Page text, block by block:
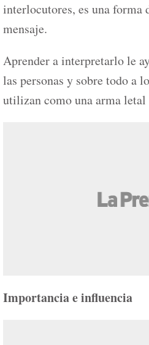
interlocutores, es una forma
mensaje.
Aprender a interpretarlo le
las personas y sobre todo a
utilizan como una arma letal
Importancia e influencia